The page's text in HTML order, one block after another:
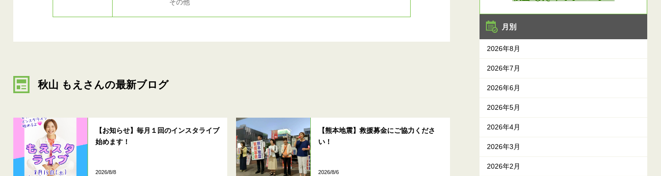
その他
秋山 もえさんの最新ブログ
【お知らせ】毎月１回のインスタライブ
始めます！
2026/8/8
【熊本地震】救援募金にご協力くださ
い！
2026/8/6
月別
2026年8月
2026年7月
2026年6月
2026年5月
2026年4月
2026年3月
2026年2月